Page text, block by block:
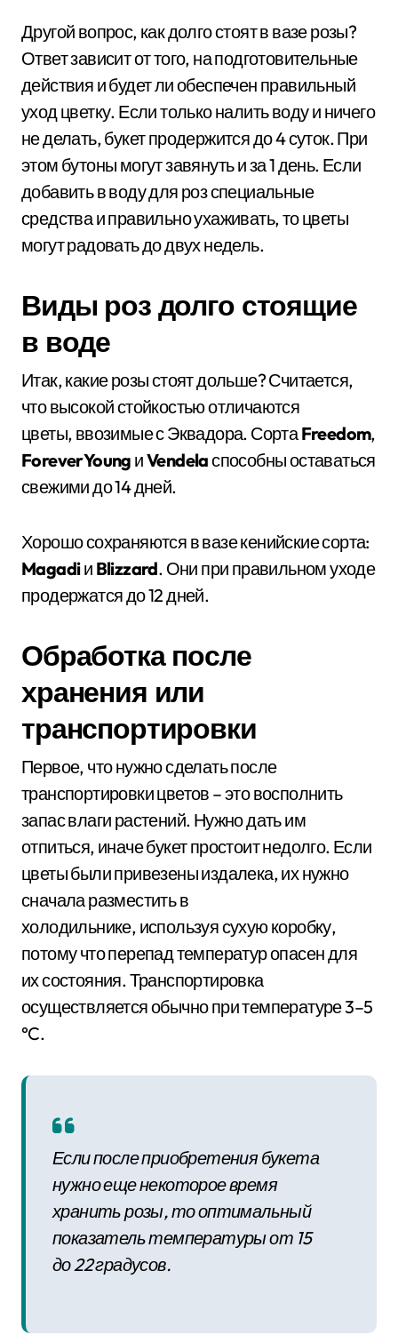
Другой вопрос, как долго стоят в вазе розы?
Ответ зависит от того, на подготовительные
действия и будет ли обеспечен правильный
уход цветку. Если только налить воду и ничего
не делать, букет продержится до 4 суток. При
этом бутоны могут завянуть и за 1 день. Если
добавить в воду для роз специальные
средства и правильно ухаживать, то цветы
могут радовать до двух недель.
Виды роз долго стоящие
в воде
Итак, какие розы стоят дольше? Считается,
что высокой стойкостью отличаются
цветы, ввозимые с Эквадора. СортаFreedom,
ForeverYoung иVendelaспособны оставаться
свежими до 14 дней.
Хорошо сохраняются в вазе кенийские сорта:
Magadiи Blizzard. Они при правильном уходе
продержатся до 12 дней.
Обработка после
хранения или
транспортировки
Первое, что нужно сделать после
транспортировки цветов – это восполнить
запас влаги растений. Нужно дать им
отпиться, иначе букет простоит недолго. Если
цветы были привезены издалека, их нужно
сначала разместить в
холодильнике, используя сухую коробку,
потому что перепад температур опасен для
их состояния. Транспортировка
осуществляется обычно при температуре 3–5
°C.
Если после приобретения букета
нужно еще некоторое время
хранить розы, то оптимальный
показатель температуры от 15
до 22 градусов.